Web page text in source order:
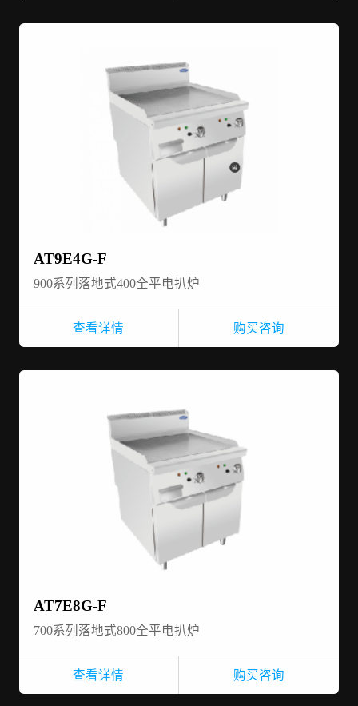
AT9E4G-F
900系列落地式400全平电扒炉
查看详情 购买咨询
AT7E8G-F
700系列落地式800全平电扒炉
查看详情 购买咨询